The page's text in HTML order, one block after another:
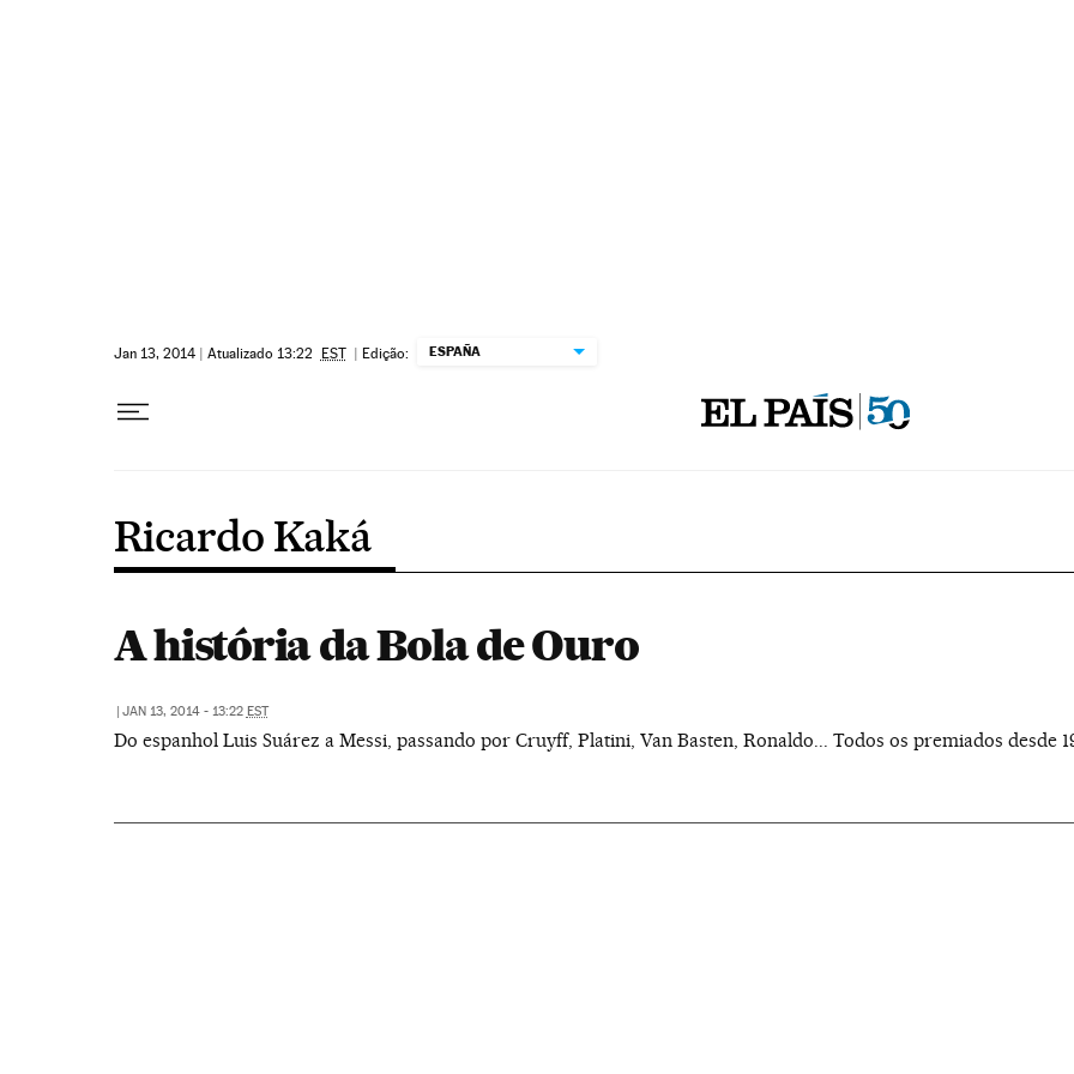
Jan 13, 2014 | Atualizado 13:22 EST | Edição: ESPAÑA
Ricardo Kaká
A história da Bola de Ouro
| JAN 13, 2014 - 13:22 EST
Do espanhol Luis Suárez a Messi, passando por Cruyff, Platini, Van Basten, Ronaldo... Todos os premiados desde